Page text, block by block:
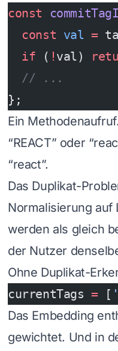
const
  const
val =
  if
( ! val)
  // ...
};
Ein
“REACT” oder
“react”.
Das Duplikat-
Normalisierung auf
werden als gleich
der Nutzer
Ohne Duplikat-
currentTags = [
Das Embedding
gewichtet. Und in